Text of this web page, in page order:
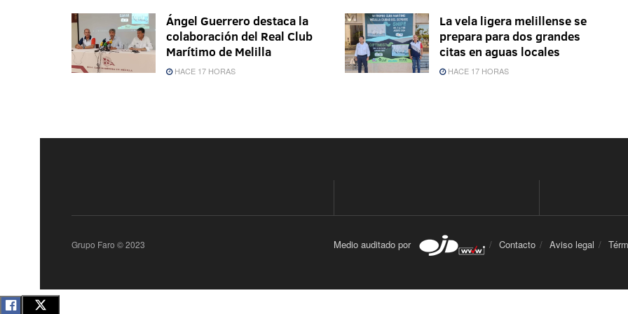
Ángel Guerrero destaca la
colaboración del Real Club
Marítimo de Melilla
HACE 17 HORAS
La vela ligera melillense se
prepara para dos grandes
citas en aguas locales
HACE 17 HORAS
Medio auditado por Contacto Aviso legal
Grupo Faro © 2023